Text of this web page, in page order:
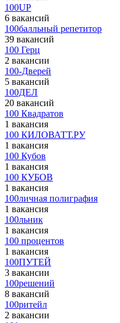
100UP
6 вакансий
100балльный репетитор
39 вакансий
100 Герц
2 вакансии
100-Дверей
5 вакансий
100ДЕЛ
20 вакансий
100 Квадратов
1 вакансия
100 КИЛОВАТТ.РУ
1 вакансия
100 Кубов
1 вакансия
100 КУБОВ
1 вакансия
100личная полиграфия
1 вакансия
100льник
1 вакансия
100 процентов
1 вакансия
100ПУТЕЙ
3 вакансии
100решений
8 вакансий
100ритейл
2 вакансии